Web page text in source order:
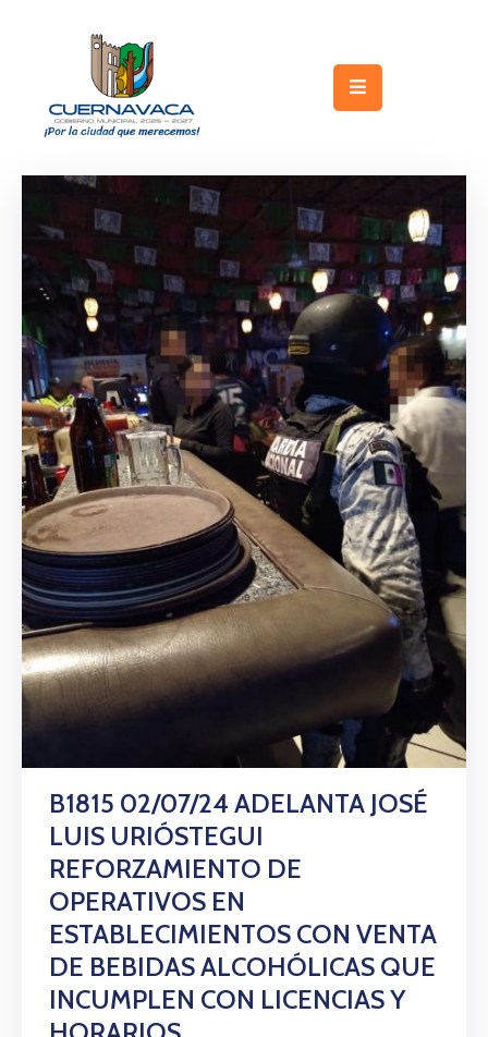
Gobierno
Trámites
Servicios
Licitaciones
Transparencia
Directorio
Citas
B1815 02/07/24 ADELANTA JOSÉ
LUIS URIÓSTEGUI
REFORZAMIENTO DE
OPERATIVOS EN
ESTABLECIMIENTOS CON VENTA
DE BEBIDAS ALCOHÓLICAS QUE
INCUMPLEN CON LICENCIAS Y